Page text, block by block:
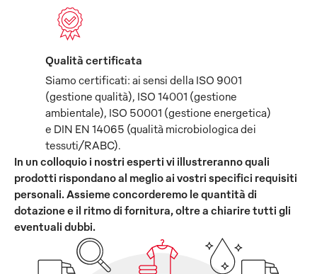
Qualità certificata
Siamo certificati: ai sensi della ISO 9001
(gestione qualità), ISO 14001 (gestione
ambientale), ISO 50001 (gestione energetica)
e DIN EN 14065 (qualità microbiologica dei
tessuti/RABC).
In un colloquio i nostri esperti vi illustreranno quali
prodotti rispondano al meglio ai vostri specifici requisiti
personali. Assieme concorderemo le quantità di
dotazione e il ritmo di fornitura, oltre a chiarire tutti gli
eventuali dubbi.